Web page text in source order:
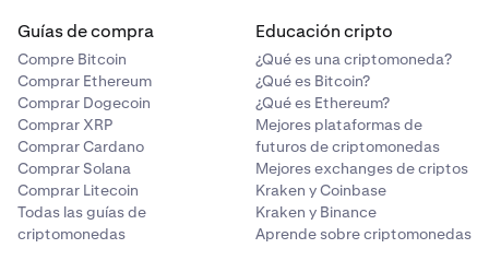
Guías de compra
Compre Bitcoin
Comprar Ethereum
Comprar Dogecoin
Comprar XRP
Comprar Cardano
Comprar Solana
Comprar Litecoin
Todas las guías de
criptomonedas
Educación cripto
¿Qué es una criptomoneda?
¿Qué es Bitcoin?
¿Qué es Ethereum?
Mejores plataformas de
futuros de criptomonedas
Mejores exchanges de criptos
Kraken y Coinbase
Kraken y Binance
Aprende sobre criptomonedas